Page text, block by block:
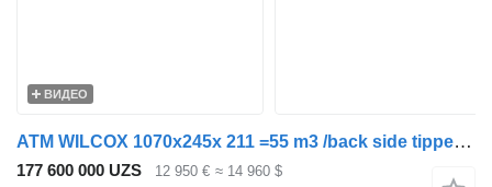
ВИДЕО
ATM WILCOX 1070x245x 211 =55 m3 /back side tipper/disc-brakes,/weigh
177 600 000 UZS 12 950 € ≈ 14 960 $